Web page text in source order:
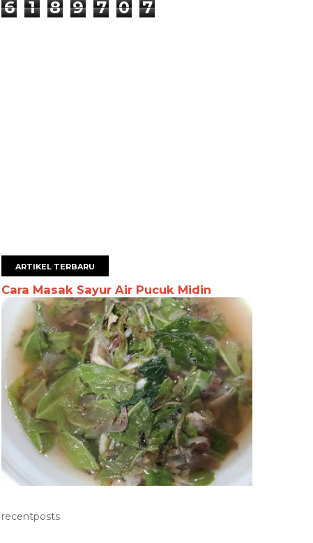
6 1 8 9 7 0 7
ARTIKEL TERBARU
Cara Masak Sayur Air Pucuk Midin
recentposts